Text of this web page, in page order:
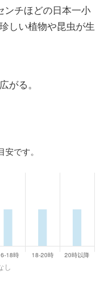
ンチほどの日本一小
しい植物や昆虫が生
がる。
です。
し